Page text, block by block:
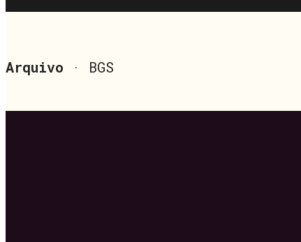
Arquivo · BGS